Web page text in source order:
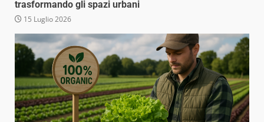
trasformando gli spazi urbani
15 Luglio 2026